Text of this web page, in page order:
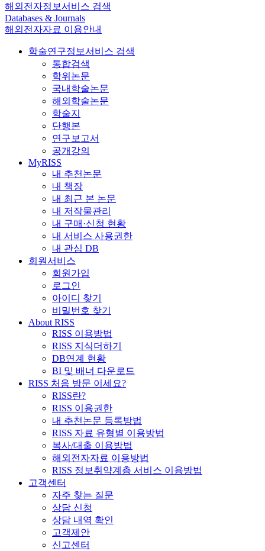
해외전자정보서비스 검색
Databases & Journals
해외전자자료 이용안내
학술연구정보서비스 검색
통합검색
학위논문
국내학술논문
해외학술논문
학술지
단행본
연구보고서
공개강의
MyRISS
내 추천논문
내 책장
내 최근 본 논문
내 저작물관리
내 구매·신청 현황
내 서비스 사용권한
내 관심 DB
회원서비스
회원가입
로그인
아이디 찾기
비밀번호 찾기
About RISS
RISS 이용방법
RISS 지식더하기
DB연계 현황
BI 및 배너 다운로드
RISS 처음 방문 이세요?
RISS란?
RISS 이용권한
내 추천논문 등록방법
RISS 자료 유형별 이용방법
복사/대출 이용방법
해외전자자료 이용방법
RISS 정보취약계층 서비스 이용방법
고객센터
자주 찾는 질문
상담 신청
상담 내역 확인
고객제안
신고센터